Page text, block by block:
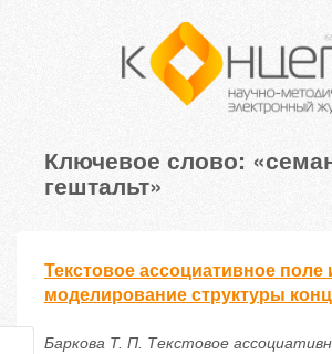
Ключевое слово:
гештальт»
Текстовое ассоциативное поле
моделирование структуры
Баркова Т. П. Текстовое